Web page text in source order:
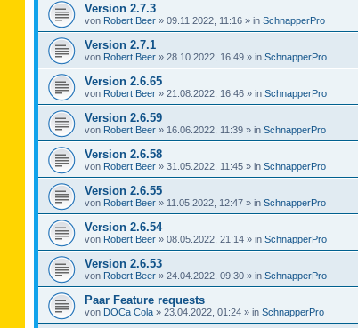
Version 2.7.3
von Robert Beer » 09.11.2022, 11:16 » in SchnapperPro
Version 2.7.1
von Robert Beer » 28.10.2022, 16:49 » in SchnapperPro
Version 2.6.65
von Robert Beer » 21.08.2022, 16:46 » in SchnapperPro
Version 2.6.59
von Robert Beer » 16.06.2022, 11:39 » in SchnapperPro
Version 2.6.58
von Robert Beer » 31.05.2022, 11:45 » in SchnapperPro
Version 2.6.55
von Robert Beer » 11.05.2022, 12:47 » in SchnapperPro
Version 2.6.54
von Robert Beer » 08.05.2022, 21:14 » in SchnapperPro
Version 2.6.53
von Robert Beer » 24.04.2022, 09:30 » in SchnapperPro
Paar Feature requests
von DOCa Cola » 23.04.2022, 01:24 » in SchnapperPro